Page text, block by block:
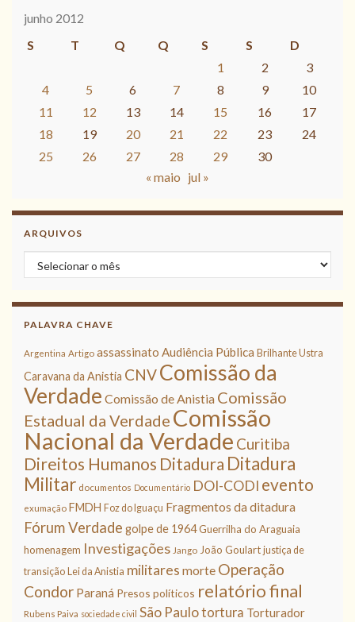
junho 2012
S
T Q Q S S
D
1
2
3
4
5 6 7 8 9
10
11
12 13 14 15 16
17
18
19 20 21 22 23
24
25
26 27 28 29
30
« maio jul »
ARQUIVOS
Arquivos
PALAVRA CHAVE
Argentina Artigo assassinato Audiência Pública Brilhante Ustra
Caravana da Anistia CNVComissão da
Verdade Comissão de Anistia Comissão
Estadual da Verdade Comissão
Nacional da Verdade Curitiba
Direitos Humanos Ditadura Ditadura
Militar documentos Documentário DOI-CODI evento
exumação FMDH Foz do Iguaçu Fragmentos da ditadura
Fórum Verdade golpe de 1964Guerrilha do Araguaia
homenagem Investigações Jango João Goulart justiça de
transição
Lei da Anistia militares morte Operação
Condor Paraná Presos políticos relatório final
Rubens Paiva sociedade civil São Paulotortura Torturador